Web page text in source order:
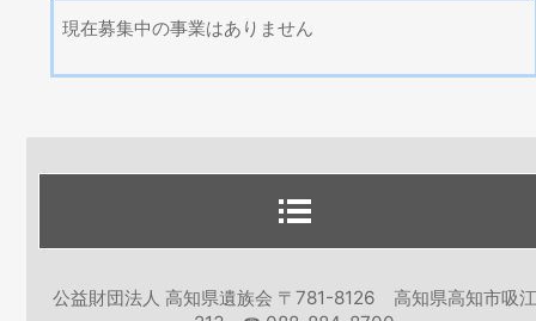
現在募集中の事業はありません
公益財団法人 高知県遺族会 〒781-8126 高知県高知市吸江